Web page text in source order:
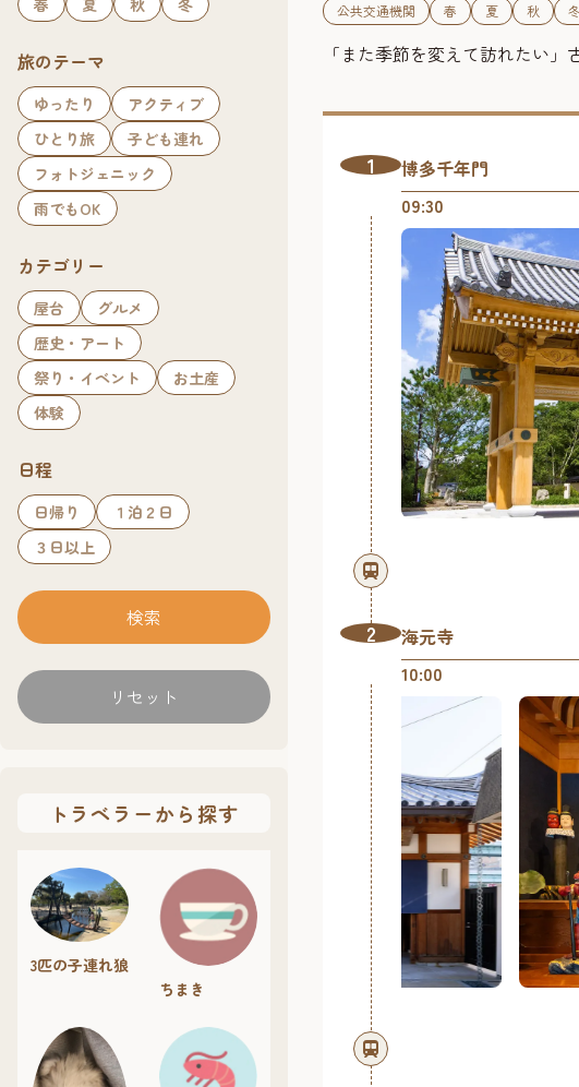
春 夏 秋 冬
旅のテーマ
ゆったり
アクティブ
ひとり旅
子ども連れ
フォトジェニック
雨でもOK
カテゴリー
屋台
グルメ
歴史・アート
祭り・イベント
お土産
体験
日程
日帰り
１泊２日
３日以上
リセット
トラベラーから探す
3匹の子連れ狼
ちまき
公共交通機関 春 夏 秋
「また季節を変えて訪れたい」
1
博多千年門
09:30
2
海元寺
10:00